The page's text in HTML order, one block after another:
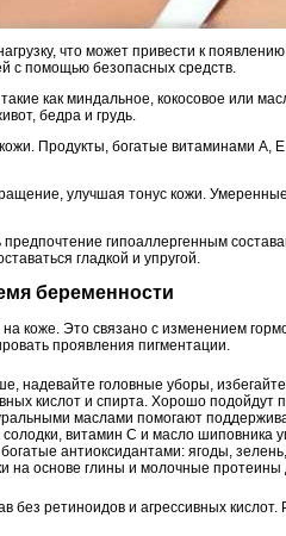
что может привести к
с помощью безопасных средств.
как миндальное, кокосовое или
бедра и грудь.
Продукты, богатые витаминами A,
улучшая тонус кожи.
гипоаллергенным
гладкой и упругой.
беременности
коже. Это связано с изменением
проявления пигментации.
надевайте головные уборы,
кислот и спирта. Хорошо подойдут
маслами помогают
солодки, витамин С и масло шиповника
антиоксидантами: ягоды,
на основе глины и молочные
без ретиноидов и агрессивных